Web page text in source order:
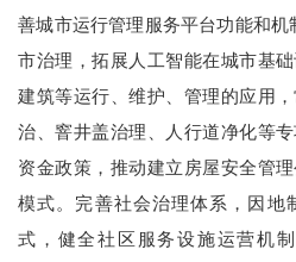
善城市运行管理服务平台功能和机
市治理，拓展人工智能在城市基
建筑等运行、维护、管理的应用
治、窨井盖治理、人行道净化等
资金政策，推动建立房屋安全管
模式。完善社会治理体系，因地
式，健全社区服务设施运营机